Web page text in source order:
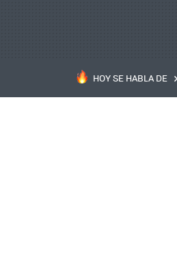
HOY SE HABLA DE